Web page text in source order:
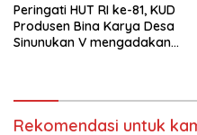
Peringati HUT RI ke-81, KUD
Produsen Bina Karya Desa
Sinunukan V mengadakan
Rekomendasi untuk